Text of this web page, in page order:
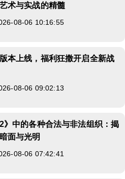
术与实战的精髓
08-06 10:16:55
版本上线，福利狂撒开启全新战
08-06 09:02:13
》中的各种合法与非法组织：揭
面与光明
08-06 07:42:41